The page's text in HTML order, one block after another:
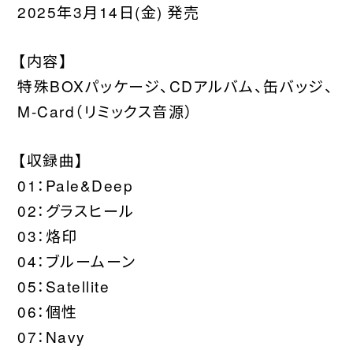
2025年3月14日(金) 発売
【内容】
特殊BOXパッケージ、CDアルバム、缶バッジ、
M-Card（リミックス音源）
【収録曲】
01：Pale&Deep
02：グラスヒール
03：烙印
04：ブルームーン
05：Satellite
06：個性
07：Navy